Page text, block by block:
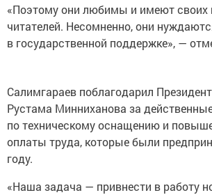
«Поэтому они любимы и имеют своих
читателей. Несомненно, они
в государственной поддержке», —
Салимгараев поблагодарил
Рустама Минниханова за
по техническому оснащению и
оплаты труда, которые были
году.
«Наша задача — привнести в работу